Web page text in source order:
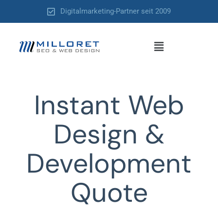
Digitalmarketing-Partner seit 2009
Menü
Instant Web
Design &
Development
Quote